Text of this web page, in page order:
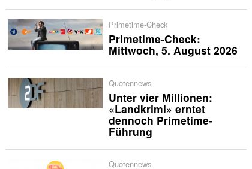
Primetime-Check
Primetime-Check:
Mittwoch, 5. August 2026
Quotennews
Unter vier Millionen:
«Landkrimi» erntet
dennoch Primetime-
Führung
Quotennews